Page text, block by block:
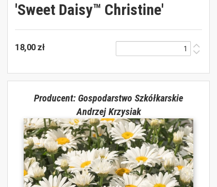
'Sweet Daisy™ Christine'
18,00 zł
Producent: Gospodarstwo Szkółkarskie
Andrzej Krzysiak